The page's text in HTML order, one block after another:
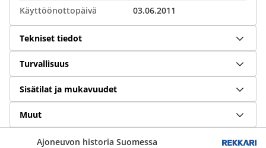
Käyttöönottopäivä
03.06.2011
Tekniset tiedot
Turvallisuus
Sisätilat ja mukavuudet
Muut
Ajoneuvon historia Suomessa